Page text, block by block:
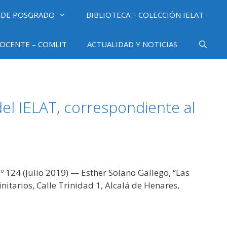
POSGRADO BIBLIOTECA – COLECCIÓN IELAT
– COMLIT ACTUALIDAD Y NOTICIAS
IELAT, correspondiente al
(Julio 2019) — Esther Solano Gallego, “Las
Calle Trinidad 1, Alcalá de Henares,